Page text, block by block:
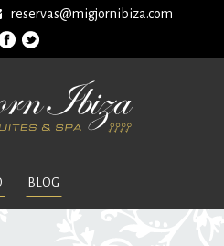
reservas@migjornibiza.com
BLOG